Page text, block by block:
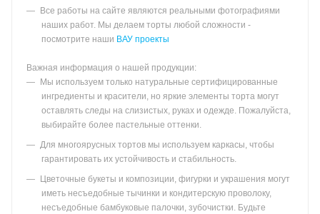
Все работы на сайте являются реальными фотографиями
наших работ. Мы делаем торты любой сложности -
посмотрите наши ВАУ проекты
Важная информация о нашей продукции:
Мы используем только натуральные сертифицированные
ингредиенты и красители, но яркие элементы торта могут
оставлять следы на слизистых, руках и одежде. Пожалуйста,
выбирайте более пастельные оттенки.
Для многоярусных тортов мы используем каркасы, чтобы
гарантировать их устойчивость и стабильность.
Цветочные букеты и композиции, фигурки и украшения могут
иметь несъедобные тычинки и кондитерскую проволоку,
несъедобные бамбуковые палочки, зубочистки. Будьте